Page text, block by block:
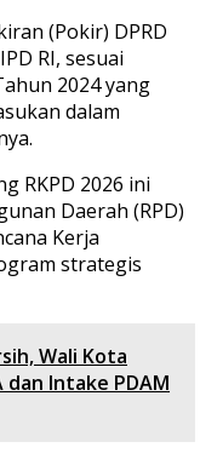
(Pokir) DPRD
RI, sesuai
2024 yang
dalam
RKPD 2026 ini
Daerah (RPD)
Kerja
strategis
Wali Kota
dan Intake PDAM